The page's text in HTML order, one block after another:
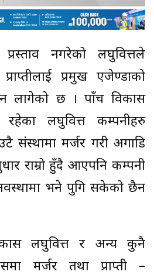
नगरेको लघुवित्तले
प्रमुख एजेण्डाको
लागेको छ । पाँच विकास
रहेका लघुवित्त कम्पनीहरु
संस्थामा मर्जर गरी अगाडि
राम्रो हुँदै आएपनि कम्पनी
भने पुगि सकेको छैन
लघुवित्त र अन्य कुनै
मर्जर तथा प्राप्ती –